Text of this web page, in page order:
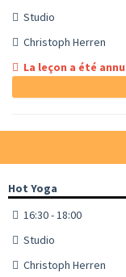
Studio
Christoph Herren
La leçon a été
Hot Yoga
16:30 - 18:00
Studio
Christoph Herren